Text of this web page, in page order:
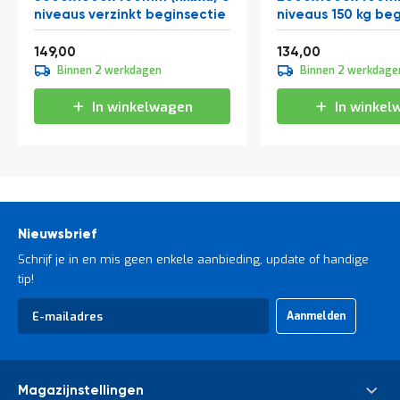
t
Mijn
account
niveaus verzinkt beginsectie
Vanaf
149,00
Binnen 2 werkdagen
In winkelwagen
niveaus 150 kg
Vanaf
134,00
Binnen 2
In
Nieuwsbrief
Schrijf je in en mis geen enkele aanbieding, update of handige
tip!
Abonneer
op
Aanmelden
Magazijnstellingen